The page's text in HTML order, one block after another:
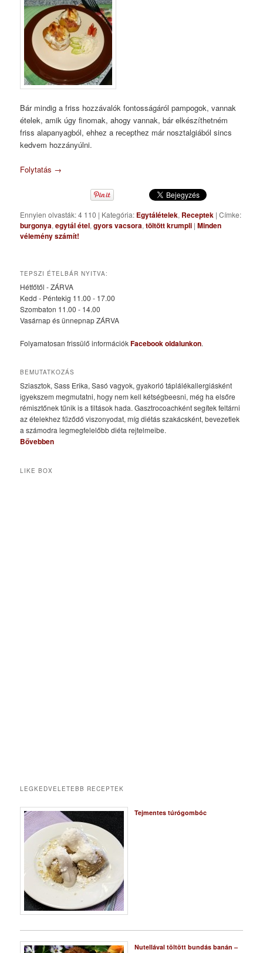
Bár mindig a friss hozzávalók fontosságáról pampogok, vannak
ételek, amik úgy finomak, ahogy vannak, bár elkészíthetném
friss alapanyagból, ehhez a recepthez már nosztalgiából sincs
kedvem hozzányúlni.
Folytatás →
Ennyien olvasták: 4 110 | Kategória: Egytálételek, Receptek |Címke:
burgonya,egytál étel,gyors vacsora,töltött krumpli |Minden
vélemény számít!
TEPSZI ÉTELBÁR NYITVA:
Hétfőtől - ZÁRVA
Kedd - Péntekig 11.00 - 17.00
Szombaton 11.00 - 14.00
Vasárnap és ünnepnap ZÁRVA
Folyamatosan frissülő információkFacebook oldalunkon.
BEMUTATKOZÁS
Sziasztok, Sass Erika, Sasó vagyok, gyakorló táplálékallergiásként
igyekszem megmutatni, hogy nem kell kétségbeesni, még ha elsőre
rémisztőnek tűnik is a tiltások hada. Gasztrocoachként segítek feltárni
az ételekhez fűződő viszonyodat, míg diétás szakácsként, bevezetlek
a számodra legmegfelelőbb diéta rejtelmeibe.
Bővebben
LIKE BOX
LEGKEDVELETEBB RECEPTEK
Tejmentes túrógombóc
Nutellával töltött bundás banán –